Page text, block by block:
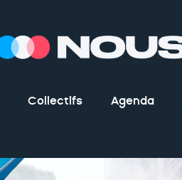
Collectifs Agenda